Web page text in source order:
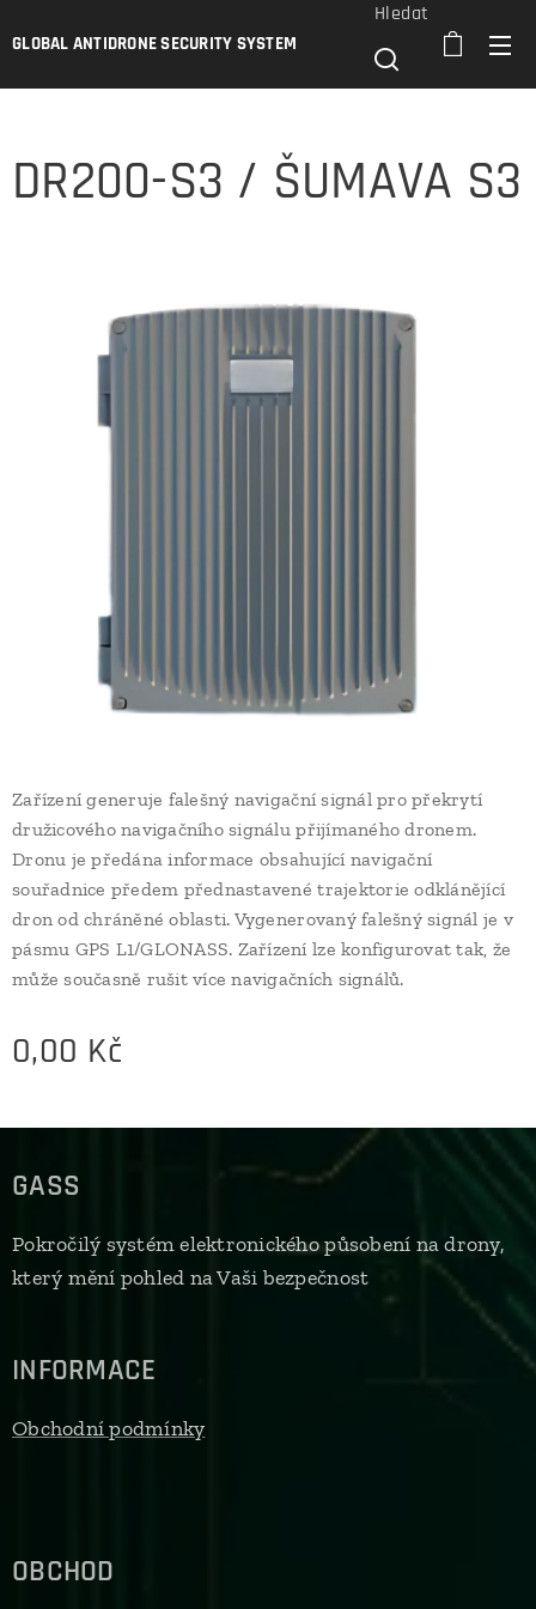
GLOBAL ANTIDRONE SECURITY SYSTEM
Hledat
DR200-S3 / ŠUMAVA S3
Zařízení generuje falešný navigační signál pro překrytí
družicového navigačního signálu přijímaného dronem.
Dronu je předána informace obsahující navigační
souřadnice předem přednastavené trajektorie odklánějící
dron od chráněné oblasti. Vygenerovaný falešný signál je v
pásmu GPS L1/GLONASS. Zařízení lze konfigurovat tak, že
může současně rušit více navigačních signálů.
0,00 Kč
GASS
Pokročilý systém elektronického působení na drony,
který mění pohled na Vaši bezpečnost
INFORMACE
Obchodní podmínky
OBCHOD